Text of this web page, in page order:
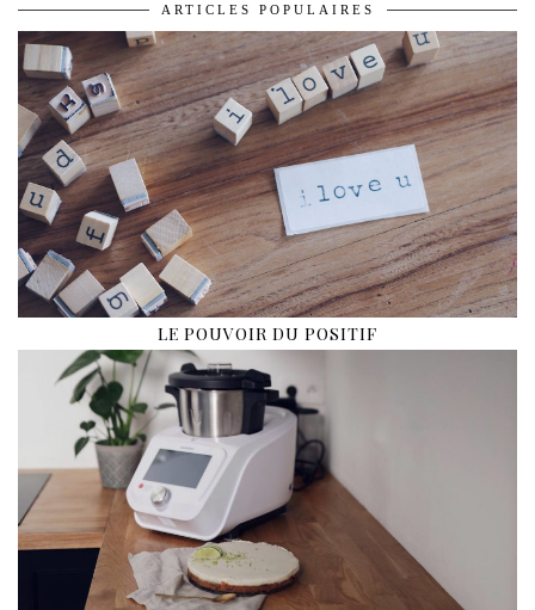
ARTICLES POPULAIRES
LE POUVOIR DU POSITIF